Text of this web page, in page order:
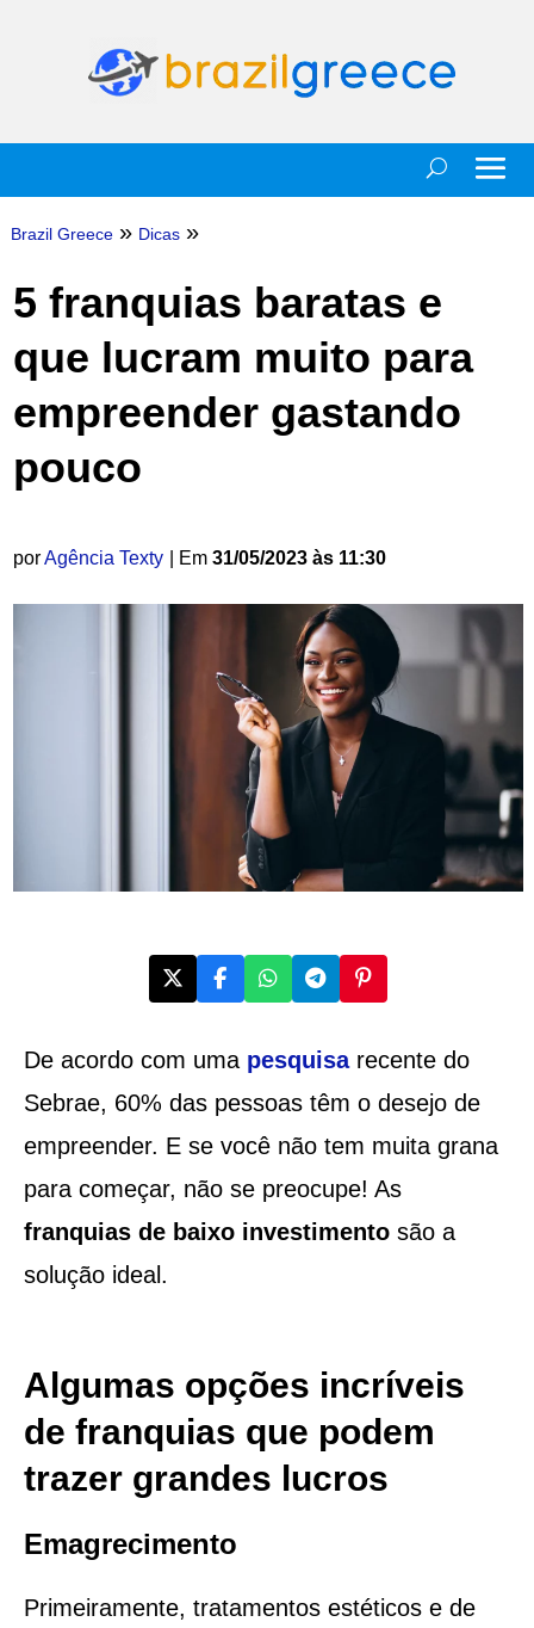
Brazil Greece » Dicas »
5 franquias baratas e
que lucram muito para
empreender gastando
pouco
porAgência Texty | Em 31/05/2023 às 11:30
De acordo com uma pesquisarecente do
Sebrae, 60% das pessoas têm o desejo de
empreender. E se você não tem muita grana
para começar, não se preocupe! As
franquias de baixo investimentosão a
solução ideal.
Algumas opções incríveis
de franquias que podem
trazer grandes lucros
Emagrecimento
Primeiramente, tratamentos estéticos e de